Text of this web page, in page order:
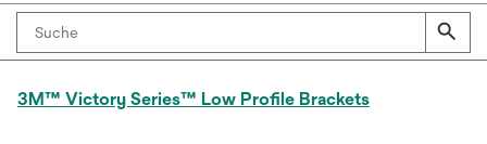
3M™ Victory Series™ Low Profile Brackets